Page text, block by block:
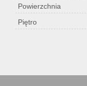
Powierzchnia
Piętro